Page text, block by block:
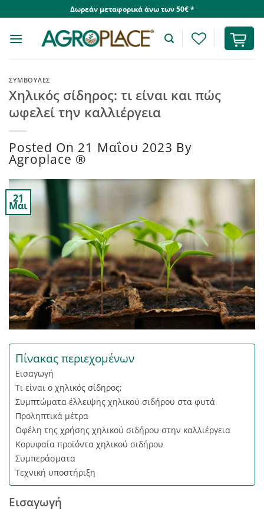
to
content
Δωρεάν μεταφορικά άνω των 50€ *
ΣΥΜΒΟΥΛΈΣ
Χηλικός σίδηρος: τι είναι και πώς
ωφελεί την καλλιέργεια
Posted On 21 Μαΐου 2023 By
Agroplace ®
21
Μάι
Πίνακας περιεχομένων
Εισαγωγή
Τι είναι ο χηλικός σίδηρος;
Συμπτώματα έλλειψης χηλικού σιδήρου στα φυτά
Προληπτικά μέτρα
Οφέλη της χρήσης χηλικού σιδήρου στην καλλιέργεια
Κορυφαία προϊόντα χηλικού σιδήρου
Συμπεράσματα
Τεχνική υποστήριξη
Εισαγωγή